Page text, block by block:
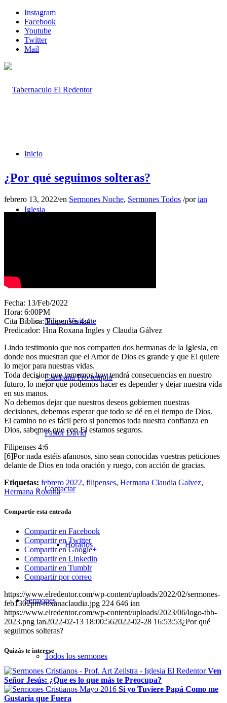
Instagram
Facebook
Youtube
Twitter
Mail
Inicio
Iglesia
Nuevo Visitante
Campaña Pro-templo
Pastor David
Contactar
Horarios
Sermones
Todos los sermones
¿Por qué seguimos solteras?
febrero 13, 2022/en Sermones Noche, Sermones Todos /porian
Fecha: 13/Feb/2022
Hora: 6:00PM
Cita Bíblica: Filipenses 4:4
Predicador: Hna Roxana Ingles y Claudia Gálvez
Lindo testimonio que nos comparten dos hermanas de la Iglesia, en
donde nos muestran que el Amor de Dios es grande y que El quiere
lo mejor para nuestras vidas.
Toda decision que tomemos hoy tendrá consecuencias en nuestro
futuro, lo mejor que podemos hacer es depender y dejar nuestra vida
en sus manos.
No debemos dejar que nuestros deseos gobiernen nuestras
decisiones, debemos esperar que todo se dé en el tiempo de Dios.
El camino no es fácil pero si ponemos toda nuestra confianza en
Dios, sabemos que con El estamos seguros.
Filipenses 4:6
[6]Por nada estéis afanosos, sino sean conocidas vuestras peticiones
delante de Dios en toda oración y ruego, con acción de gracias.
Etiquetas: febrero 2022, filipenses, Hermana Claudia Galvez,
Hermana Roxana
Compartir esta entrada
Compartir en Facebook
Compartir en Twitter
Compartir en Google+
Compartir en Linkedin
Compartir en Tumblr
Compartir por correo
https://www.elredentor.com/wp-content/uploads/2022/02/sermones-
feb1302pm-roxanaclaudia.jpg 224 646 ian
https://www.elredentor.com/wp-content/uploads/2023/06/logo-tbb-
2023.png ian2022-02-13 18:00:562022-02-28 16:53:53¿Por qué
seguimos solteras?
Quizás te interese
Ven
Señor Jesús: ¿Que es lo que más te Preocupa?
Si yo Tuviere Papá Como me
Gustaria que Fuera